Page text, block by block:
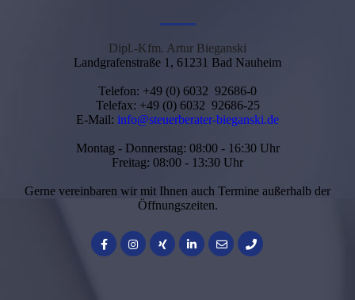
—
Dipl.-Kfm. Artur Bieganski
Landgrafenstraße 1, 61231 Bad Nauheim
Telefon: +49 (0) 6032 92686-0
Telefax: +49 (0) 6032 92686-25
E-Mail: info@steuerberater-bieganski.de
Montag - Donnerstag: 08:00 - 16:30 Uhr
Freitag: 08:00 - 13:30 Uhr
Gerne vereinbaren wir mit Ihnen auch Termine außerhalb der
Öffnungszeiten.